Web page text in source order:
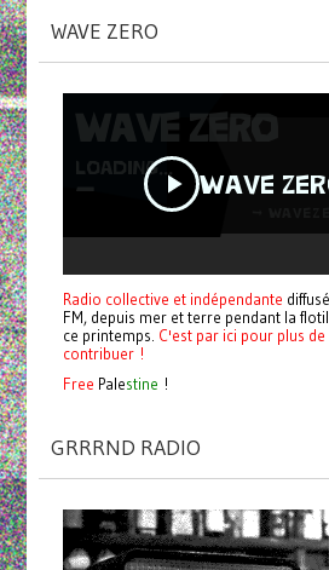
WAVE ZERO
Radio collective et indépendante
FM, depuis mer et terre pendant la
ce printemps. C'est par ici pour plus
contribuer !
Free Palestine !
GRRRND RADIO